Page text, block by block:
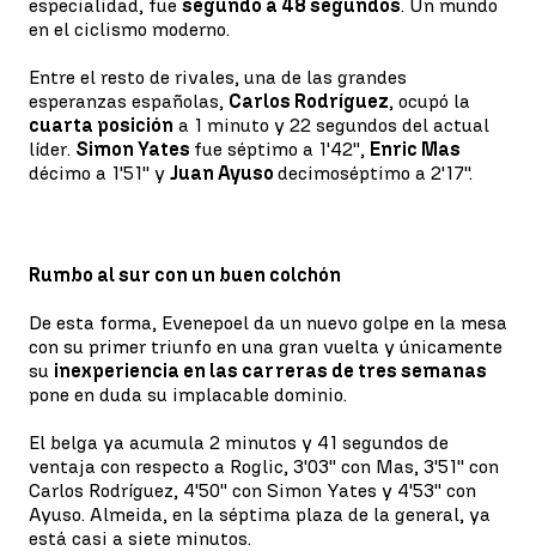
especialidad, fue segundo a 48 segundos. Un mundo
en el ciclismo moderno.
Entre el resto de rivales, una de las grandes
esperanzas españolas, Carlos Rodríguez, ocupó la
cuarta posición a 1 minuto y 22 segundos del actual
líder. Simon Yates fue séptimo a 1'42'', Enric Mas
décimo a 1'51'' y Juan Ayuso decimoséptimo a 2'17''.
Rumbo al sur con un buen colchón
De esta forma, Evenepoel da un nuevo golpe en la mesa
con su primer triunfo en una gran vuelta y únicamente
su inexperiencia en las carreras de tres semanas
pone en duda su implacable dominio.
El belga ya acumula 2 minutos y 41 segundos de
ventaja con respecto a Roglic, 3'03'' con Mas, 3'51'' con
Carlos Rodríguez, 4'50'' con Simon Yates y 4'53'' con
Ayuso. Almeida, en la séptima plaza de la general, ya
está casi a siete minutos.